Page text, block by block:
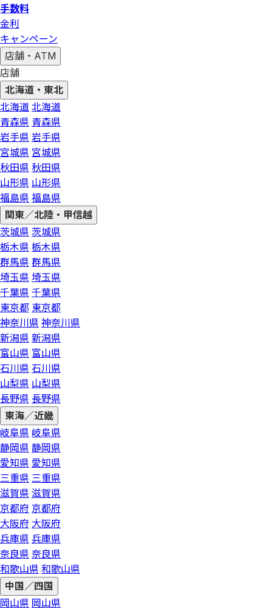
手数料
金利
キャンペーン
店舗・ATM
店舗
北海道・東北
北海道 北海道
青森県 青森県
岩手県 岩手県
宮城県 宮城県
秋田県 秋田県
山形県 山形県
福島県 福島県
関東／北陸・甲信越
茨城県 茨城県
栃木県 栃木県
群馬県 群馬県
埼玉県 埼玉県
千葉県 千葉県
東京都 東京都
神奈川県 神奈川県
新潟県 新潟県
富山県 富山県
石川県 石川県
山梨県 山梨県
長野県 長野県
東海／近畿
岐阜県 岐阜県
静岡県 静岡県
愛知県 愛知県
三重県 三重県
滋賀県 滋賀県
京都府 京都府
大阪府 大阪府
兵庫県 兵庫県
奈良県 奈良県
和歌山県 和歌山県
中国／四国
岡山県 岡山県